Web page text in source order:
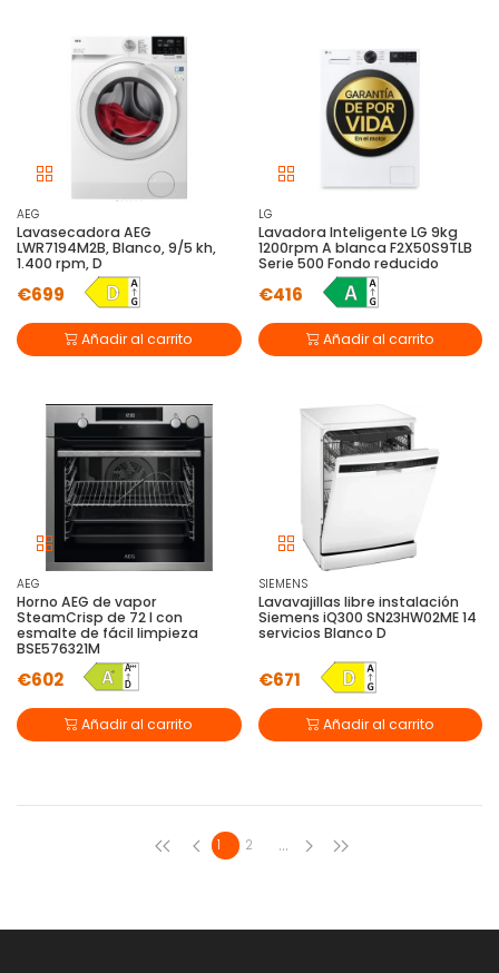
AEG
Lavasecadora AEG
LWR7194M2B, Blanco, 9/5 kh,
1.400 rpm, D
€699
Añadir al carrito
LG
Lavadora Inteligente LG 9kg
1200rpm A blanca F2X50S9TLB
Serie 500 Fondo reducido
€416
Añadir al carrito
AEG
Horno AEG de vapor
SteamCrisp de 72 l con
esmalte de fácil limpieza
BSE576321M
€602
Añadir al carrito
SIEMENS
Lavavajillas libre instalación
Siemens iQ300 SN23HW02ME 14
servicios Blanco D
€671
Añadir al carrito
1 2 ...